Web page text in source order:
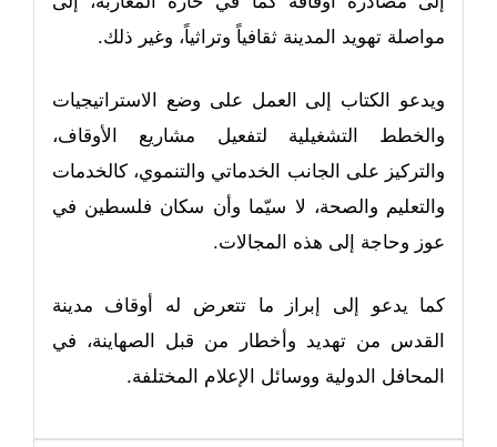
مواصلة تهويد المدينة ثقافياً وتراثياً، وغير ذلك.
ويدعو الكتاب إلى العمل على وضع الاستراتيجيات
والخطط التشغيلية لتفعيل مشاريع الأوقاف،
والتركيز على الجانب الخدماتي والتنموي، كالخدمات
والتعليم والصحة، لا سيّما وأن سكان فلسطين في
عوز وحاجة إلى هذه المجالات.
كما يدعو إلى إبراز ما تتعرض له أوقاف مدينة
القدس من تهديد وأخطار من قبل الصهاينة، في
المحافل الدولية ووسائل الإعلام المختلفة.